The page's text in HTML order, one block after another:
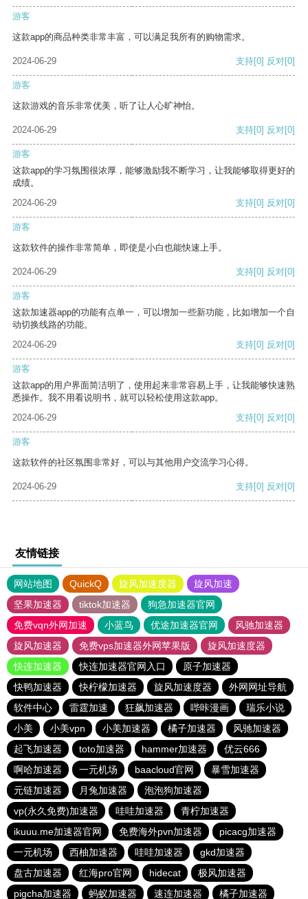
游客
这款app的商品种类非常丰富，可以满足我所有的购物需求。
2024-06-29 支持[0] 反对[0]
游客
这款游戏的音乐非常优美，听了让人心旷神怡。
2024-06-29 支持[0] 反对[0]
游客
这款app的学习氛围很浓厚，能够激励我不断学习，让我能够取得更好的
成绩。
2024-06-29
支持[0] 反对[0]
游客
这款软件的操作非常简单，即使是小白也能快速上手。
2024-06-29 支持[0] 反对[0]
游客
这款加速器app的功能有点单一，可以增加一些新功能，比如增加一个自
动切换线路的功能。
2024-06-29
支持[0] 反对[0]
游客
这款app的用户界面简洁明了，使用起来非常容易上手，让我能够快速熟
悉操作。我不用看说明书，就可以轻松使用这款app。
2024-06-29
支持[0] 反对[0]
游客
这款软件的社区氛围非常好，可以与其他用户交流学习心得。
2024-06-29 支持[0] 反对[0]
友情链接
网站地图 QuickQ 旋风加速度器
旋风加速
坚果加速器
tiktok加速器
狗急加速器官网
免费vqn外网加速
小蓝鸟 优途加速器官网
风驰加速器
旋风加速器
免费vps加速器外网苹果版
旋风加速度器
快连加速器
快连加速器官网入口
原子加速器
快鸭加速器
快柠檬加速器 旋风加速度器
外网网址导航
软件中心
雷霆加速 狂飙加速器 哔咔漫画
瑞乐小说
小美
小美vpn 小美加速器 橘子加速器
风驰加速器
起飞加速器
toto加速器 hammer加速器
优云666
啊哈加速器
一元机场 baacloud官网
暴雪加速器
元链加速器
月兔加速器
泡泡狗加速器
vp(永久免费)加速器
哇哇加速器
青柠加速器
ikuuu.me加速器官网
免费海外pvn加速器
picacg加速器
一元机场
西柚加速器 哇哇加速器
gkd加速器
盘古加速器
红海pro官网 hidecat
极风加速器
pigcha加速器
蚂蚁加速器 速连加速器 橘子加速器